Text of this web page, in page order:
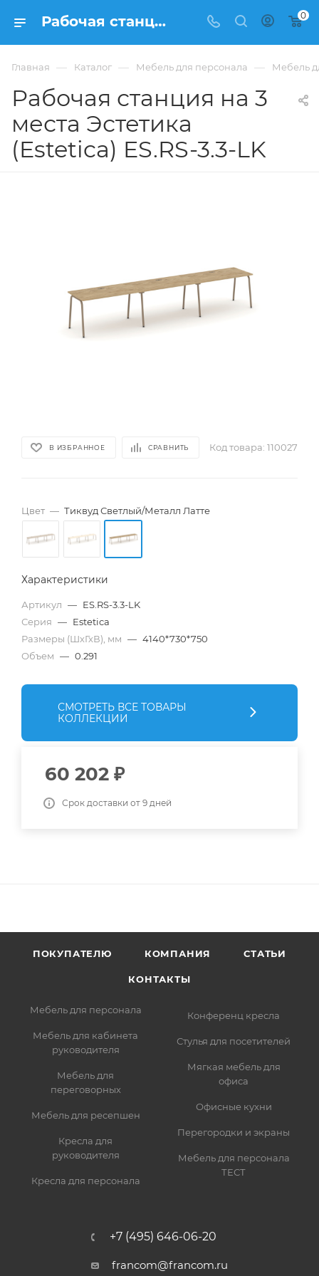
Рабочая станция на 3 места Эстетика (Estetica) ES.RS-3.3-LK купить в Москве, цена 60 202 ₽. - интернет-магазин ФРАНКОМ 0
Главная — Каталог — Мебель для персонала — Мебель
Рабочая станция на 3
места Эстетика
(Estetica) ES.RS-3.3-LK
В ИЗБРАННОЕ СРАВНИТЬ Код товара: 110027
Цвет — Тиквуд Светлый/Металл Латте
Характеристики
Артикул — ES.RS-3.3-LK
Серия — Estetica
Размеры (ШхГхВ), мм — 4140*730*750
Объем — 0.291
СМОТРЕТЬ ВСЕ ТОВАРЫ
КОЛЛЕКЦИИ
60 202 ₽
Срок доставки от 9 дней
ПОКУПАТЕЛЮ КОМПАНИЯ СТАТЬИ
КОНТАКТЫ
Мебель для персонала
Мебель для кабинета
руководителя
Мебель для
переговорных
Мебель для ресепшен
Кресла для
руководителя
Кресла для персонала
Конференц кресла
Стулья для посетителей
Мягкая мебель для
офиса
Офисные кухни
Перегородки и экраны
Мебель для персонала
ТЕСТ
+7 (495) 646-06-20
francom@francom.ru